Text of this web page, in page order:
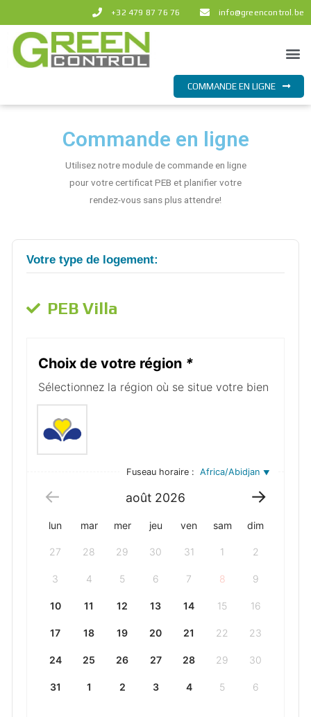
au
contenu
+32 479 87 76 76 info@greencontrol.be
COMMANDE EN LIGNE
Commande en ligne
Utilisez notre module de commande en ligne
pour votre certificat PEB et planifier votre
rendez-vous sans plus attendre!
Votre type de logement:
PEB Villa
Choix de votre région *
Sélectionnez la région où se situe votre bien
Fuseau horaire : Africa/Abidjan
août 2026
lun mar mer jeu ven sam dim
27 28 29 30 31 1 2
3 4 5 6 7 8 9
10 11 12 13 14 15 16
17 18 19 20 21 22 23
24 25 26 27 28 29 30
31 1 2 3 4 5 6